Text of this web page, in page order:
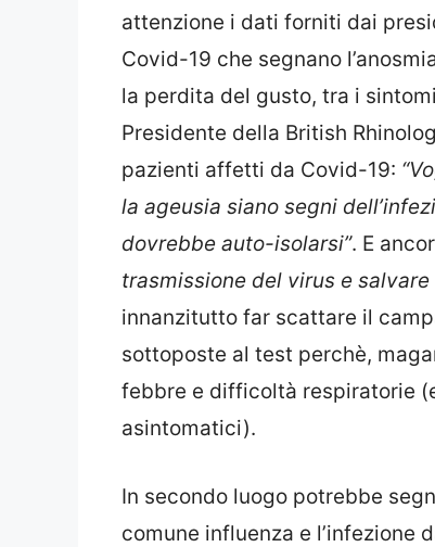
attenzione i dati forniti dai
Covid-19 che segnano
la perdita del gusto, tra i
Presidente della British
pazienti affetti da Covid-19:
la ageusia siano segni
dovrebbe auto-isolarsi”. E
trasmissione del virus e salvare
innanzitutto far scattare il
sottoposte al test perchè,
febbre e difficoltà respiratorie
asintomatici).
In secondo luogo potrebbe
comune influenza e l’infezione